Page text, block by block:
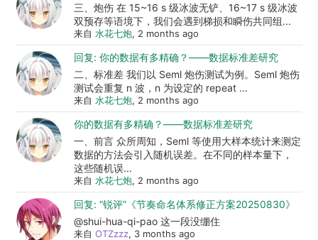
三、炮伤 在 15~16 s 级冰波无铲、16~17 s 级冰波
双预存等语境下，我们会遇到梯损和瞬伤共同组...
来自 水花七炮, 2 months ago
回复: 你的数据有多精确？——数据标准差研究
二、标准差 我们以 Seml 炮伤测试为例。Seml 炮伤
测试会重复 n 波，n 为设定的 repeat ...
来自 水花七炮, 2 months ago
你的数据有多精确？——数据标准差研究
一、前言 众所周知，Seml 等使用大样本统计来测定
数据的方法会引入随机误差。在不同的样本量下，
这些随机误...
来自 水花七炮, 2 months ago
回复: “锐评”《节奏命名体系修正方案20250830》
@shui-hua-qi-pao 这一段没绷住
来自 OTZzzz, 3 months ago